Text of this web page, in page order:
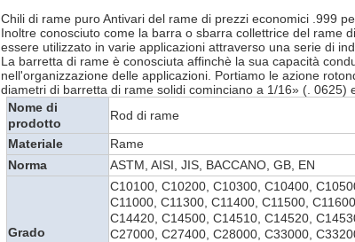
Chili di rame puro Antivari del rame di prezzi economici .999
Inoltre conosciuto come la barra o sbarra collettrice del rame
essere utilizzato in varie applicazioni attraverso una serie di
La barretta di rame è conosciuta affinchè la sua capacità
nell'organizzazione delle applicazioni. Portiamo le azione
diametri di barretta di rame solidi cominciano a 1/16» (. 0625)
Nome di
prodotto
Rod di rame
Materiale
Rame
Norma
ASTM, AISI, JIS, BACCANO, GB, EN
Grado
C10100, C10200, C10300, C10400,
C11000, C11300, C11400, C11500,
C14420, C14500, C14510, C14520,
C27000, C27400, C28000, C33000,